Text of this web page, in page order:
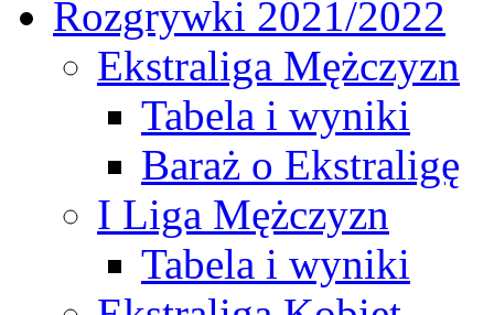
Rozgrywki 2021/2022
Ekstraliga Mężczyzn
Tabela i wyniki
Baraż o Ekstraligę
I Liga Mężczyzn
Tabela i wyniki